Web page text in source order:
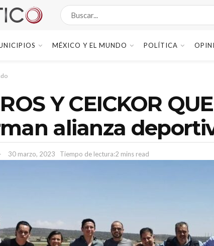
MÉXICO Y EL MUNDO POLÍTICA
Y CEICKOR
alianza
30 marzo, 2023 Tiempo de lectura:2 mins read